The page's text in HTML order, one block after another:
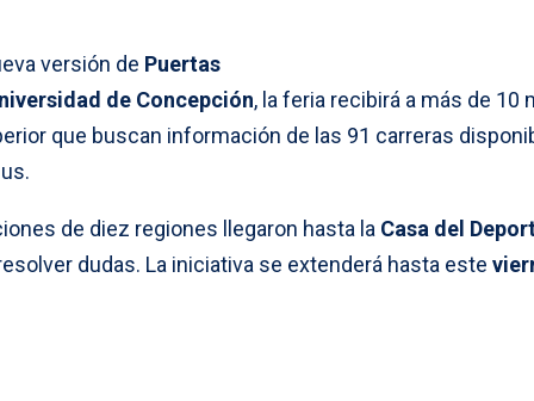
versión de Puertas
de Concepción, la feria recibirá a más de 10
que buscan información de las 91 carreras
de diez regiones llegaron hasta la Casa del
dudas. La iniciativa se extenderá hasta este